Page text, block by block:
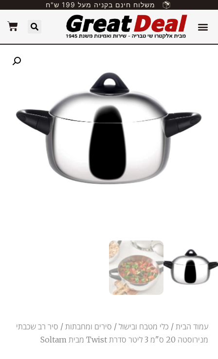
משלוח חינם בקניה מעל 199 ש"ח
עמוד הבית / כלי מטבח ובישול / סירים ומחבתות / סיר רב שכבתי
מנירוסטה 20 ס"מ 3 ליטר סדרת Twist מבית Soltam